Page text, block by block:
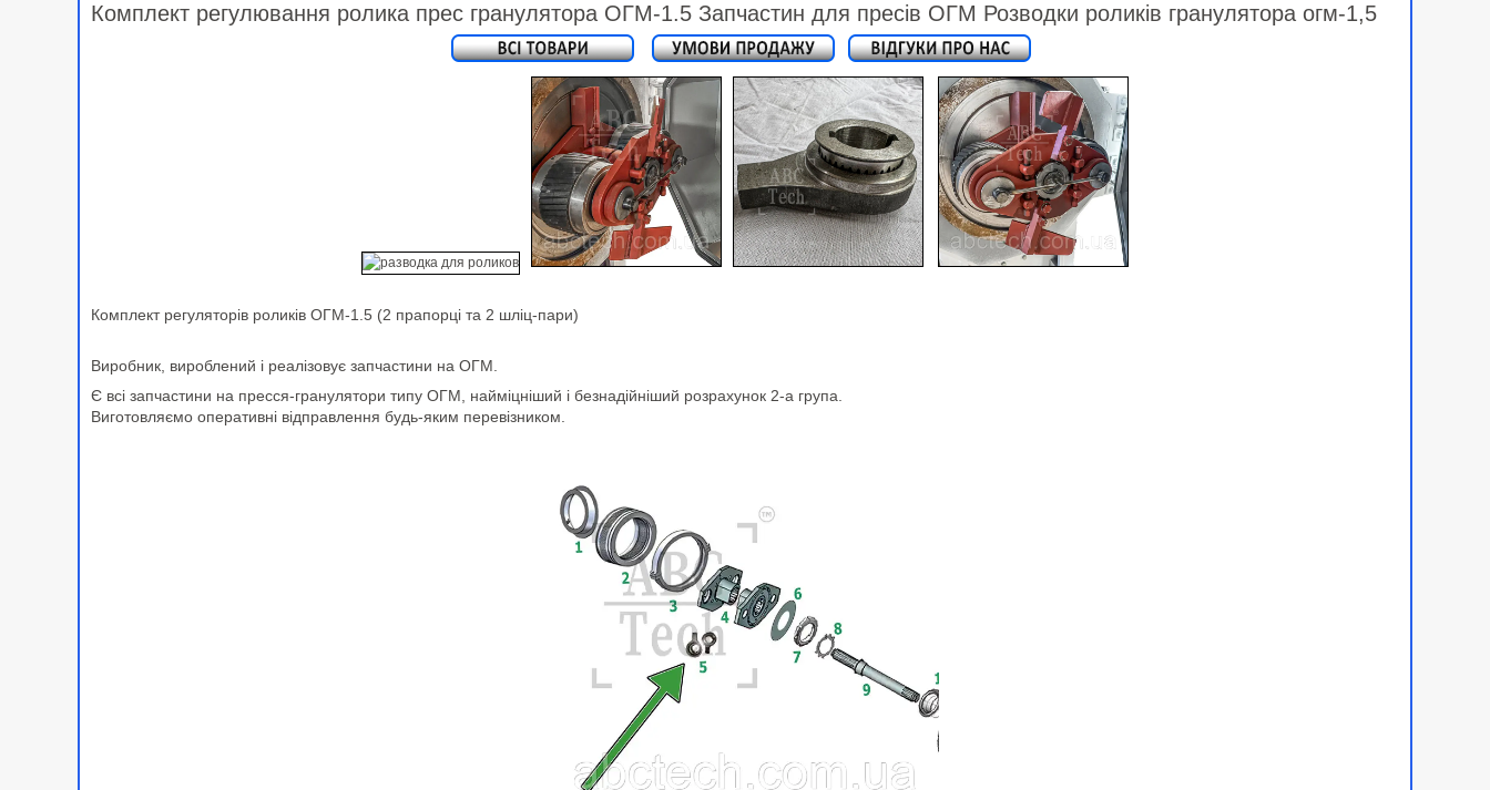
Комплект регулювання ролика прес гранулятора ОГМ-1.5 Запчастин для пресів ОГМ Розводки роликів гранулятора огм-1,5
Комплект регуляторів роликів ОГМ-1.5 (2 прапорці та 2 шліц-пари)
Виробник, вироблений і реалізовує запчастини на ОГМ.
Є всі запчастини на пресся-гранулятори типу ОГМ, найміцніший і безнадійніший розрахунок 2-а група.
Виготовляємо оперативні відправлення будь-яким перевізником.